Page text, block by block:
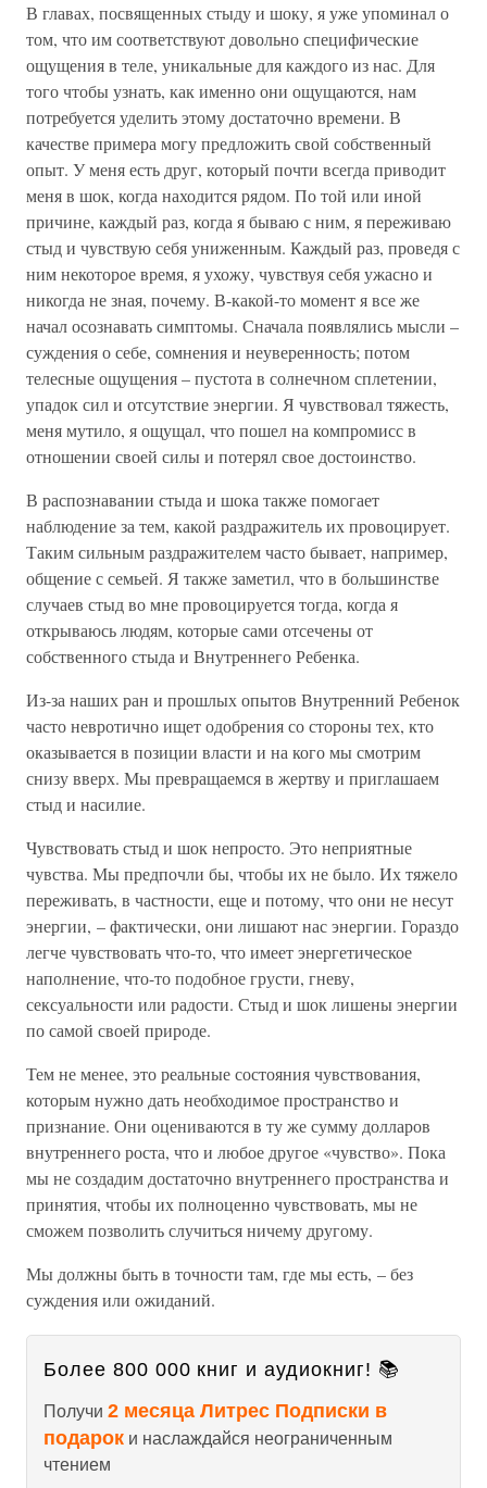
В главах, посвященных стыду и шоку, я уже упоминал о
том, что им соответствуют довольно специфические
ощущения в теле, уникальные для каждого из нас. Для
того чтобы узнать, как именно они ощущаются, нам
потребуется уделить этому достаточно времени. В
качестве примера могу предложить свой собственный
опыт. У меня есть друг, который почти всегда приводит
меня в шок, когда находится рядом. По той или иной
причине, каждый раз, когда я бываю с ним, я переживаю
стыд и чувствую себя униженным. Каждый раз, проведя с
ним некоторое время, я ухожу, чувствуя себя ужасно и
никогда не зная, почему. В-какой-то момент я все же
начал осознавать симптомы. Сначала появлялись мысли –
суждения о себе, сомнения и неуверенность; потом
телесные ощущения – пустота в солнечном сплетении,
упадок сил и отсутствие энергии. Я чувствовал тяжесть,
меня мутило, я ощущал, что пошел на компромисс в
отношении своей силы и потерял свое достоинство.
В распознавании стыда и шока также помогает
наблюдение за тем, какой раздражитель их провоцирует.
Таким сильным раздражителем часто бывает, например,
общение с семьей. Я также заметил, что в большинстве
случаев стыд во мне провоцируется тогда, когда я
открываюсь людям, которые сами отсечены от
собственного стыда и Внутреннего Ребенка.
Из-за наших ран и прошлых опытов Внутренний Ребенок
часто невротично ищет одобрения со стороны тех, кто
оказывается в позиции власти и на кого мы смотрим
снизу вверх. Мы превращаемся в жертву и приглашаем
стыд и насилие.
Чувствовать стыд и шок непросто. Это неприятные
чувства. Мы предпочли бы, чтобы их не было. Их тяжело
переживать, в частности, еще и потому, что они не несут
энергии, – фактически, они лишают нас энергии. Гораздо
легче чувствовать что-то, что имеет энергетическое
наполнение, что-то подобное грусти, гневу,
сексуальности или радости. Стыд и шок лишены энергии
по самой своей природе.
Тем не менее, это реальные состояния чувствования,
которым нужно дать необходимое пространство и
признание. Они оцениваются в ту же сумму долларов
внутреннего роста, что и любое другое «чувство». Пока
мы не создадим достаточно внутреннего пространства и
принятия, чтобы их полноценно чувствовать, мы не
сможем позволить случиться ничему другому.
Мы должны быть в точности там, где мы есть, – без
суждения или ожиданий.
Более 800 000 книг и аудиокниг! 📚
Получи 2 месяца Литрес Подписки в
подарок и наслаждайся неограниченным
чтением